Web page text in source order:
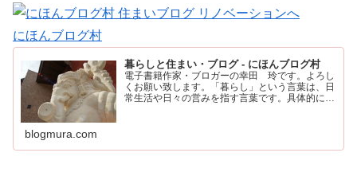
にほんブログ村
暮らしと住まい・ブログ - にほんブログ村
電子書籍作家・ブロガーの幸田 玲です。よろし
くお願い致します。「暮らし」という言葉は、日
常生活や日々の営みを指す言葉です。具体的に
blogmura.com